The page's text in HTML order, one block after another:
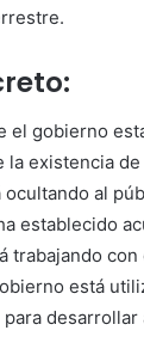
el gobierno
existencia de
al
establecido
trabajando
está
desarrollar